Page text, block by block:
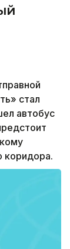
стал
автобус
коридора.